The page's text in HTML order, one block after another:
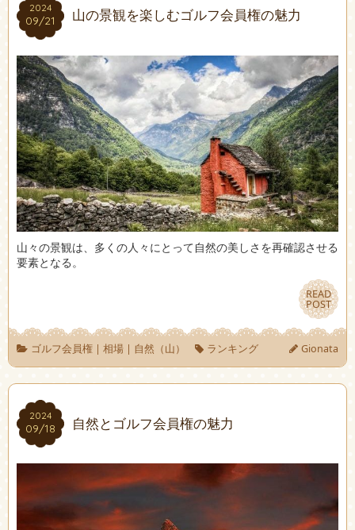
2024
09/21
2024
09/21 山の景観を楽しむゴルフ会員権の魅力
山々の景観は、多くの人々にとって自然の美しさを再確認させる
要素となる。
READ
POST
READ
POST
ゴルフ会員権| 相場| 自然（山） ランキング Gionata
2024
09/18
2024
09/18 自然とゴルフ会員権の魅力